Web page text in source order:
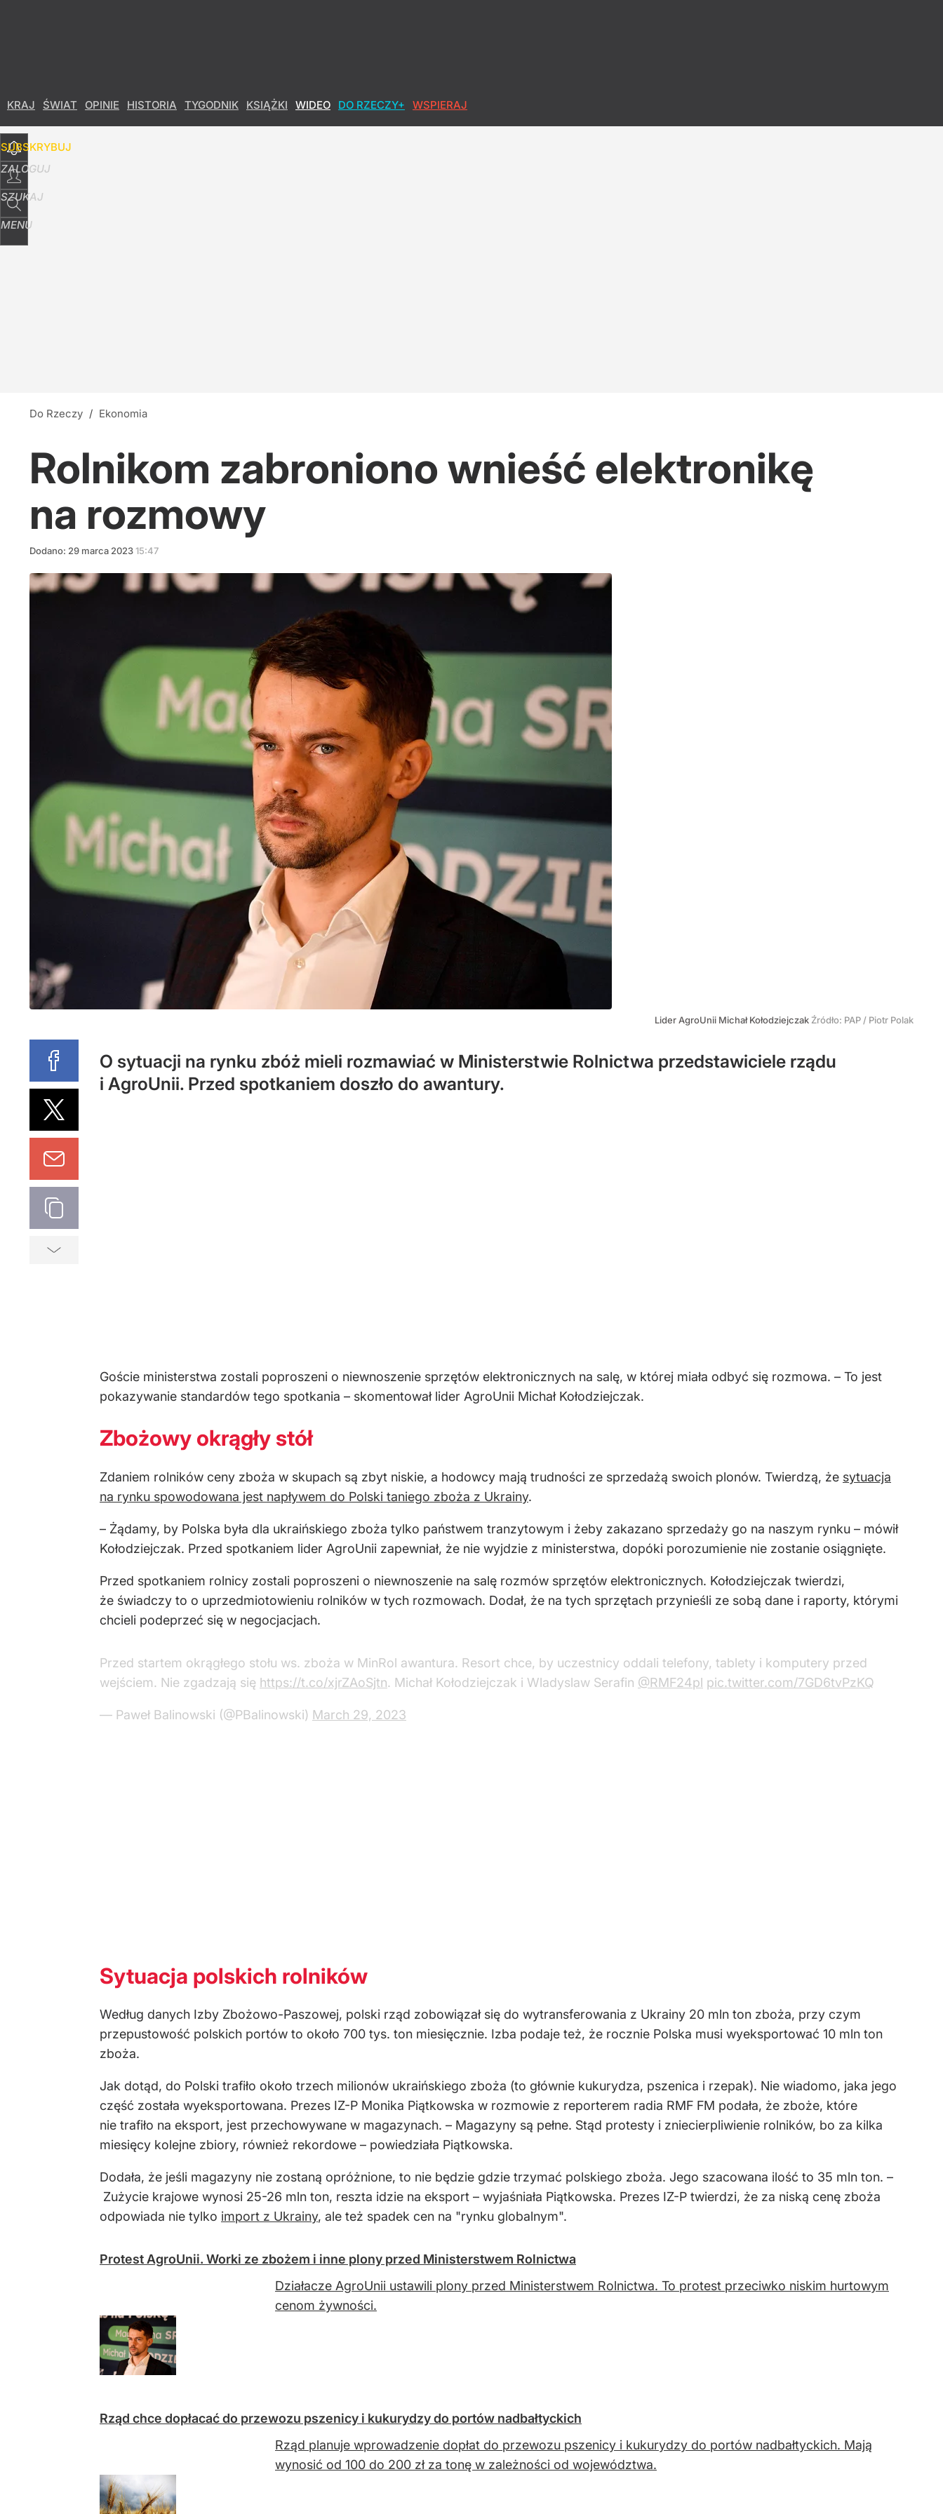
KRAJ ŚWIAT OPINIE HISTORIA TYGODNIK KSIĄŻKI WIDEO DO RZECZY+ WSPIERAJ
SUBSKRYBUJ
ZALOGUJ
SZUKAJ
MENU
Do Rzeczy / Ekonomia
Rolnikom zabroniono wnieść elektronikę
na rozmowy
Dodano: 29 marca 202315:47
Lider AgroUnii Michał Kołodziejczak Źródło: PAP / Piotr Polak
O sytuacji na rynku zbóż mieli rozmawiać w Ministerstwie Rolnictwa przedstawiciele rządu
i AgroUnii. Przed spotkaniem doszło do awantury.
Goście ministerstwa zostali poproszeni o niewnoszenie sprzętów elektronicznych na salę, w której miała odbyć się rozmowa. – To jest
pokazywanie standardów tego spotkania – skomentował lider AgroUnii Michał Kołodziejczak.
Zbożowy okrągły stół
Zdaniem rolników ceny zboża w skupach są zbyt niskie, a hodowcy mają trudności ze sprzedażą swoich plonów. Twierdzą, że sytuacja
na rynku spowodowana jest napływem do Polski taniego zboża z Ukrainy.
– Żądamy, by Polska była dla ukraińskiego zboża tylko państwem tranzytowym i żeby zakazano sprzedaży go na naszym rynku – mówił
Kołodziejczak. Przed spotkaniem lider AgroUnii zapewniał, że nie wyjdzie z ministerstwa, dopóki porozumienie nie zostanie osiągnięte.
Przed spotkaniem rolnicy zostali poproszeni o niewnoszenie na salę rozmów sprzętów elektronicznych. Kołodziejczak twierdzi,
że świadczy to o uprzedmiotowieniu rolników w tych rozmowach. Dodał, że na tych sprzętach przynieśli ze sobą dane i raporty, którymi
chcieli podeprzeć się w negocjacjach.
Przed startem okrągłego stołu ws. zboża w MinRol awantura. Resort chce, by uczestnicy oddali telefony, tablety i komputery przed
wejściem. Nie zgadzają się https://t.co/xjrZAoSjtn. Michał Kołodziejczak i Wladyslaw Serafin @RMF24pl pic.twitter.com/7GD6tvPzKQ
— Paweł Balinowski (@PBalinowski) March 29, 2023
Sytuacja polskich rolników
Według danych Izby Zbożowo-Paszowej, polski rząd zobowiązał się do wytransferowania z Ukrainy 20 mln ton zboża, przy czym
przepustowość polskich portów to około 700 tys. ton miesięcznie. Izba podaje też, że rocznie Polska musi wyeksportować 10 mln ton
zboża.
Jak dotąd, do Polski trafiło około trzech milionów ukraińskiego zboża (to głównie kukurydza, pszenica i rzepak). Nie wiadomo, jaka jego
część została wyeksportowana. Prezes IZ-P Monika Piątkowska w rozmowie z reporterem radia RMF FM podała, że zboże, które
nie trafiło na eksport, jest przechowywane w magazynach. – Magazyny są pełne. Stąd protesty i zniecierpliwienie rolników, bo za kilka
miesięcy kolejne zbiory, również rekordowe – powiedziała Piątkowska.
Dodała, że jeśli magazyny nie zostaną opróżnione, to nie będzie gdzie trzymać polskiego zboża. Jego szacowana ilość to 35 mln ton. –
Zużycie krajowe wynosi 25-26 mln ton, reszta idzie na eksport – wyjaśniała Piątkowska. Prezes IZ-P twierdzi, że za niską cenę zboża
odpowiada nie tylko import z Ukrainy, ale też spadek cen na "rynku globalnym".
Protest AgroUnii. Worki ze zbożem i inne plony przed Ministerstwem Rolnictwa
Działacze AgroUnii ustawili plony przed Ministerstwem Rolnictwa. To protest przeciwko niskim hurtowym
cenom żywności.
Rząd chce dopłacać do przewozu pszenicy i kukurydzy do portów nadbałtyckich
Rząd planuje wprowadzenie dopłat do przewozu pszenicy i kukurydzy do portów nadbałtyckich. Mają
wynosić od 100 do 200 zł za tonę w zależności od województwa.